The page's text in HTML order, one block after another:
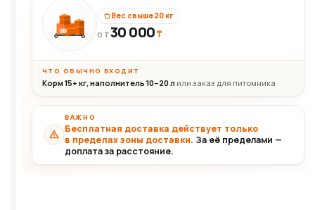
30+кг
Вес свыше 20 кг
ОТ30 000₸
ЧТО ОБЫЧНО ВХОДИТ
Корм 15+ кг, наполнитель 10–20 л или заказ для питомника
ВАЖНО
Бесплатная доставка действует только
в пределах зоны доставки. За её пределами —
доплата за расстояние.